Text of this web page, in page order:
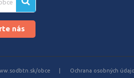
nás
obce
Ochrana osobných